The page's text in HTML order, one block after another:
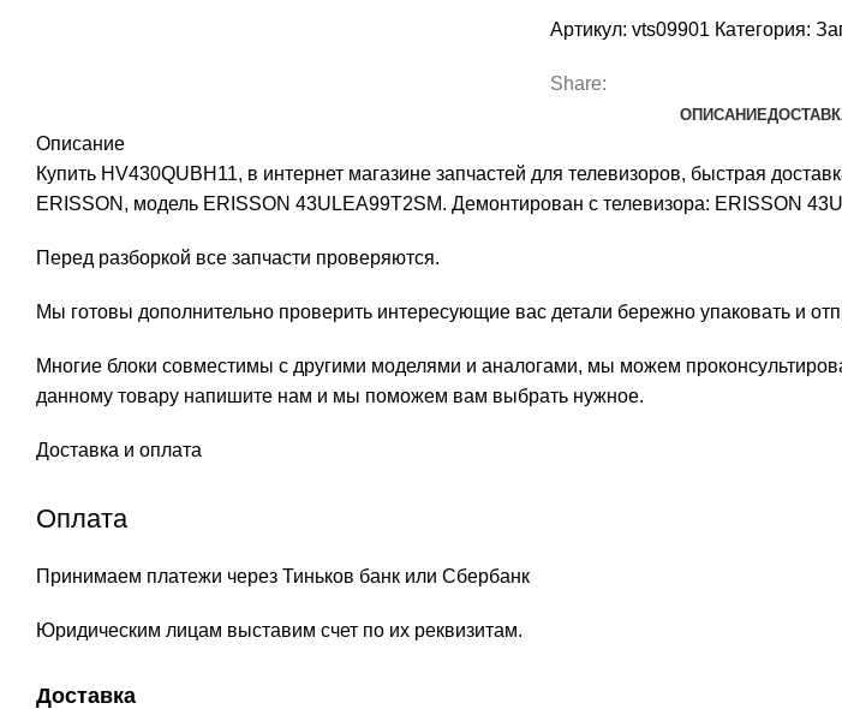
Артикул: vts09901 Категория:
Share:
ОПИСАНИЕ
Описание
Купить HV430QUBH11, в интернет магазине запчастей для телевизоров, быстрая
ERISSON, модель ERISSON 43ULEA99T2SM. Демонтирован с телевизора: ERISSON
Перед разборкой все запчасти проверяются.
Мы готовы дополнительно проверить интересующие вас детали бережно упаковать и
Многие блоки совместимы с другими моделями и аналогами, мы можем
данному товару напишите нам и мы поможем вам выбрать нужное.
Доставка и оплата
Оплата
Принимаем платежи через Тиньков банк или Сбербанк
Юридическим лицам выставим счет по их реквизитам.
Доставка